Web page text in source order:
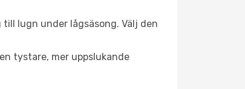
lugn under lågsäsong. Välj den
tystare, mer uppslukande